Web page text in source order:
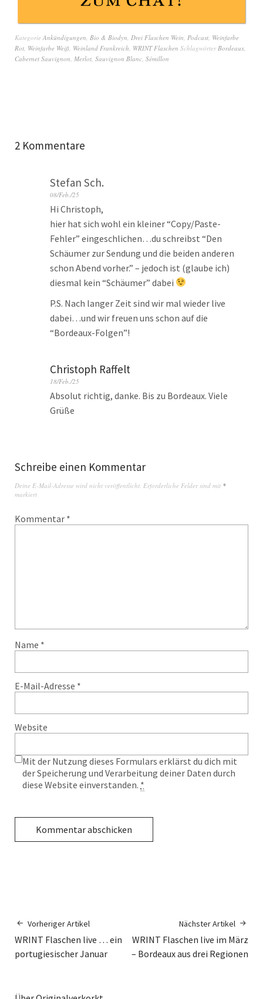
Kategorie Ankündigungen Bio & Biodyn Drei Flaschen Wein Podcast Weinfarbe
Rot Weinfarbe Weiß Weinland Frankreich WRINT Flaschen Schlagwörter Bordeaux
Cabernet Sauvignon Merlot Sauvignon Blanc Sémillon
2 Kommentare
Stefan Sch.
08/Feb./25
Hi Christoph,
hier hat sich wohl ein kleiner “Copy/Paste-
Fehler” eingeschlichen…du schreibst “Den
Schäumer zur Sendung und die beiden anderen
schon Abend vorher.” – jedoch ist (glaube ich)
diesmal kein “Schäumer” dabei
P.S. Nach langer Zeit sind wir mal wieder live
dabei…und wir freuen uns schon auf die
“Bordeaux-Folgen”!
Christoph Raffelt
18/Feb./25
Absolut richtig, danke. Bis zu Bordeaux. Viele
Grüße
Schreibe einen Kommentar
Deine E-Mail-Adresse wird nicht veröffentlicht. Erforderliche Felder sind mit *
markiert
Kommentar *
Name *
E-Mail-Adresse *
Website
Mit der Nutzung dieses Formulars erklärst du dich mit
der Speicherung und Verarbeitung deiner Daten durch
diese Website einverstanden. *
Vorheriger Artikel
WRINT Flaschen live … ein
portugiesischer Januar
Nächster Artikel
WRINT Flaschen live im März
– Bordeaux aus drei Regionen